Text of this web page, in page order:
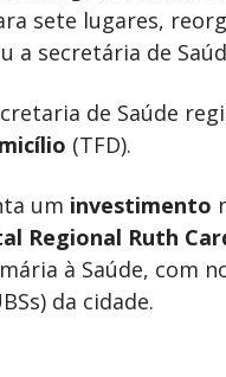
sete lugares,
a secretária de
de Saúde
(TFD).
um investimento
Regional Ruth
à Saúde, com
da cidade.